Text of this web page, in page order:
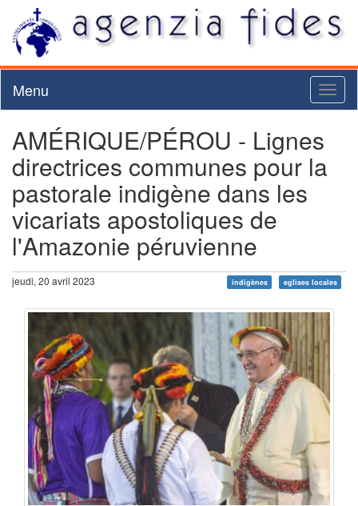
Menu
AMÉRIQUE/PÉROU - Lignes
directrices communes pour la
pastorale indigène dans les
vicariats apostoliques de
l'Amazonie péruvienne
jeudi, 20 avril 2023 indigènes eglises locales